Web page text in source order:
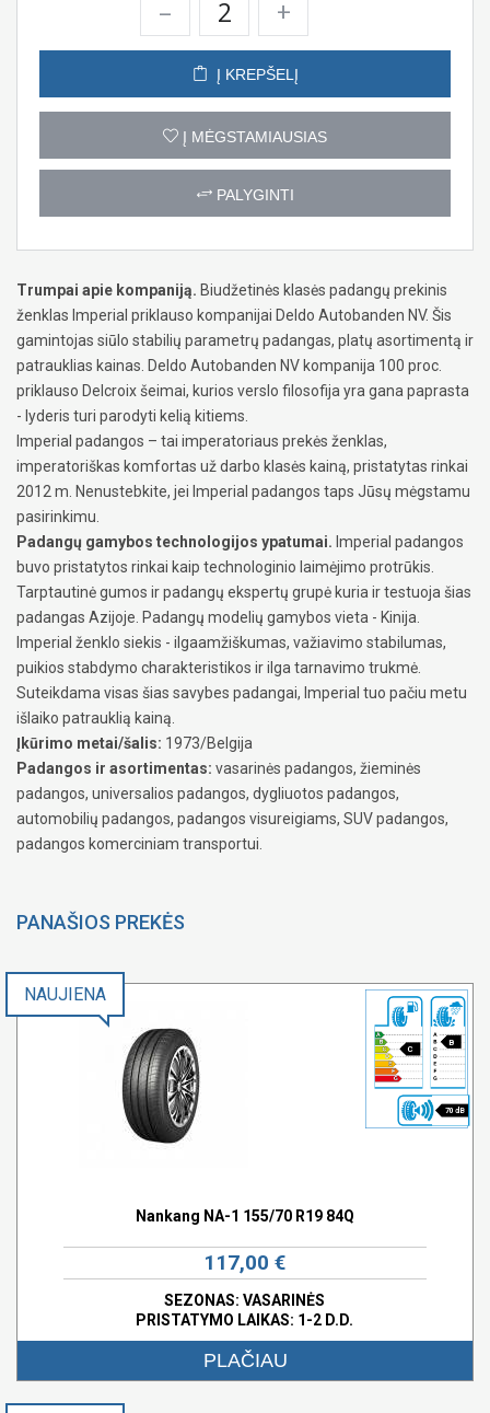
– +
Į KREPŠELĮ
Į MĖGSTAMIAUSIAS
PALYGINTI
Trumpai apie kompaniją. Biudžetinės klasės padangų prekinis
ženklas Imperial priklauso kompanijai Deldo Autobanden NV. Šis
gamintojas siūlo stabilių parametrų padangas, platų asortimentą ir
patrauklias kainas. Deldo Autobanden NV kompanija 100 proc.
priklauso Delcroix šeimai, kurios verslo filosofija yra gana paprasta
- lyderis turi parodyti kelią kitiems.
Imperial padangos – tai imperatoriaus prekės ženklas,
imperatoriškas komfortas už darbo klasės kainą, pristatytas rinkai
2012 m. Nenustebkite, jei Imperial padangos taps Jūsų mėgstamu
pasirinkimu.
Padangų gamybos technologijos ypatumai. Imperial padangos
buvo pristatytos rinkai kaip technologinio laimėjimo protrūkis.
Tarptautinė gumos ir padangų ekspertų grupė kuria ir testuoja šias
padangas Azijoje. Padangų modelių gamybos vieta - Kinija.
Imperial ženklo siekis - ilgaamžiškumas, važiavimo stabilumas,
puikios stabdymo charakteristikos ir ilga tarnavimo trukmė.
Suteikdama visas šias savybes padangai, Imperial tuo pačiu metu
išlaiko patrauklią kainą.
Įkūrimo metai/šalis: 1973/Belgija
Padangos ir asortimentas: vasarinės padangos, žieminės
padangos, universalios padangos, dygliuotos padangos,
automobilių padangos, padangos visureigiams, SUV padangos,
padangos komerciniam transportui.
PANAŠIOS PREKĖS
C
B
70 dB
NAUJIENA
Nankang NA-1 155/70 R19 84Q
117,00 €
SEZONAS: VASARINĖS
PRISTATYMO LAIKAS: 1-2 D.D.
PLAČIAU